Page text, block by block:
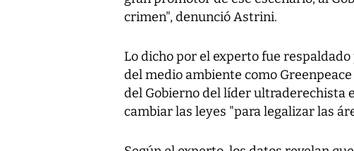
crimen", denunció Astrini.
Lo dicho por el experto fue
del medio ambiente como
del Gobierno del líder ultraderechista
cambiar las leyes "para legalizar las